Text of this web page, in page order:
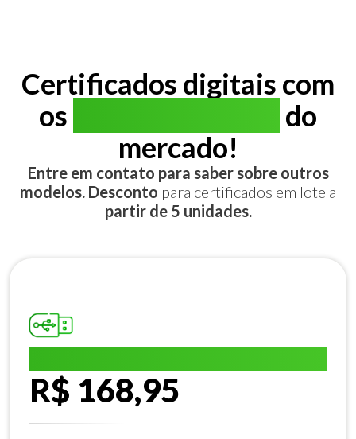
Certificados digitais com
os
do
mercado!
Entre em contato para saber sobre outros
modelos. Desconto para certificados em lote a
partir de 5 unidades.
R$ 168,95